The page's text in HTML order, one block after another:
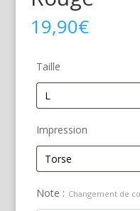
19,90€
Taille
Impression
Note : Changement de